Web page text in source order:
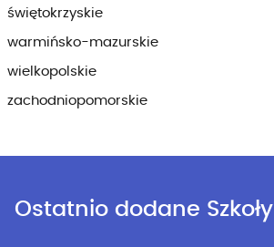
świętokrzyskie
warmińsko-mazurskie
wielkopolskie
zachodniopomorskie
Ostatnio dodane Szkoły